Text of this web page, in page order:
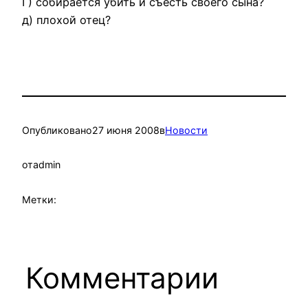
д) плохой отец?
Опубликовано27 июня 2008вНовости
отadmin
Метки:
Комментарии